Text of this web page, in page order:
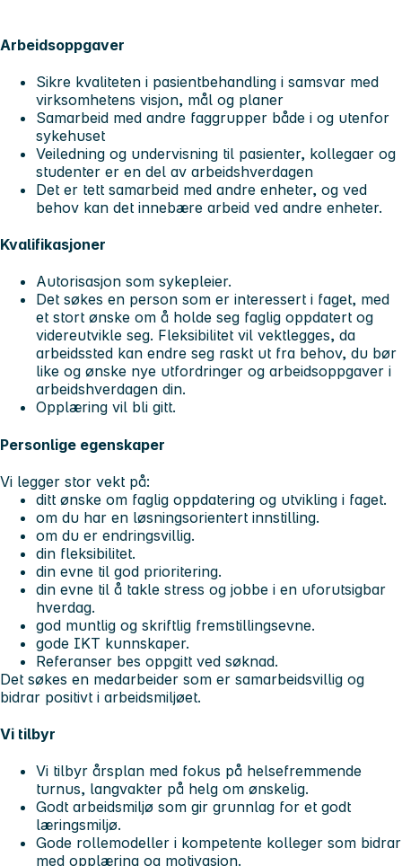
Arbeidsoppgaver
Sikre kvaliteten i pasientbehandling i samsvar med
virksomhetens visjon, mål og planer
Samarbeid med andre faggrupper både i og utenfor
sykehuset
Veiledning og undervisning til pasienter, kollegaer og
studenter er en del av arbeidshverdagen
Det er tett samarbeid med andre enheter, og ved
behov kan det innebære arbeid ved andre enheter.
Kvalifikasjoner
Autorisasjon som sykepleier.
Det søkes en person som er interessert i faget, med
et stort ønske om å holde seg faglig oppdatert og
videreutvikle seg. Fleksibilitet vil vektlegges, da
arbeidssted kan endre seg raskt ut fra behov, du bør
like og ønske nye utfordringer og arbeidsoppgaver i
arbeidshverdagen din.
Opplæring vil bli gitt.
Personlige egenskaper
Vi legger stor vekt på:
ditt ønske om faglig oppdatering og utvikling i faget.
om du har en løsningsorientert innstilling.
om du er endringsvillig.
din fleksibilitet.
din evne til god prioritering.
din evne til å takle stress og jobbe i en uforutsigbar
hverdag.
god muntlig og skriftlig fremstillingsevne.
gode IKT kunnskaper.
Referanser bes oppgitt ved søknad.
Det søkes en medarbeider som er samarbeidsvillig og
bidrar positivt i arbeidsmiljøet.
Vi tilbyr
Vi tilbyr årsplan med fokus på helsefremmende
turnus, langvakter på helg om ønskelig.
Godt arbeidsmiljø som gir grunnlag for et godt
læringsmiljø.
Gode rollemodeller i kompetente kolleger som bidrar
med opplæring og motivasjon.